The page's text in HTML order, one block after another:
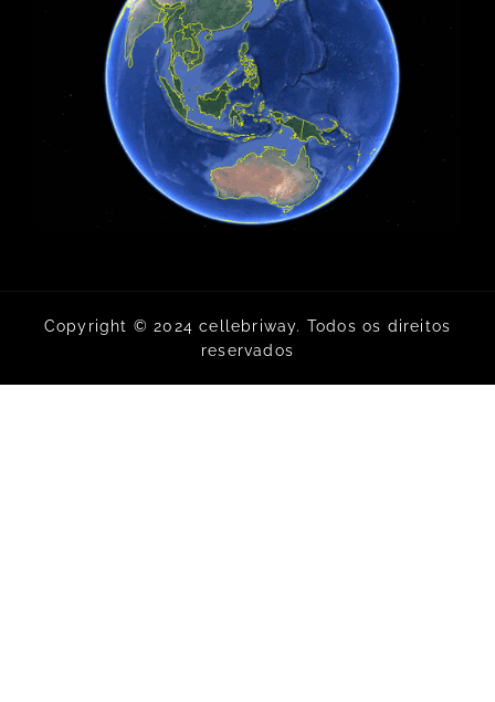
Copyright © 2024 cellebriway. Todos os direitos
reservados